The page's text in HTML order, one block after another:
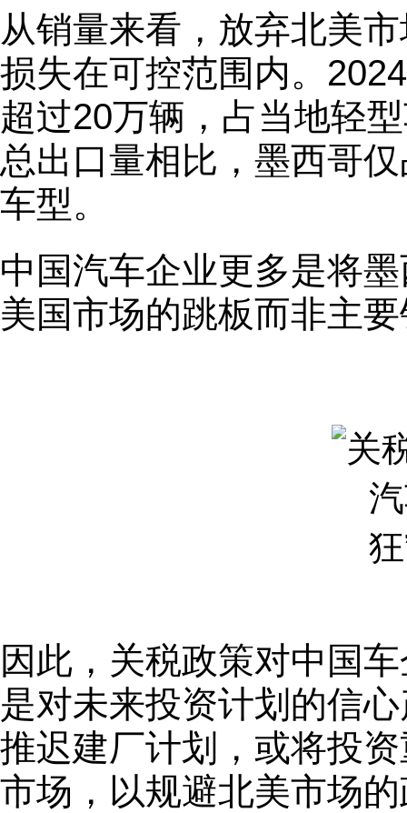
从销量来看，放弃北美
损失在可控范围内。
超过20万辆，占当地轻
总出口量相比，墨西哥
车型。
中国汽车企业更多是将
美国市场的跳板而非主
因此，关税政策对中国
是对未来投资计划的信
推迟建厂计划，或将投
市场，以规避北美市场